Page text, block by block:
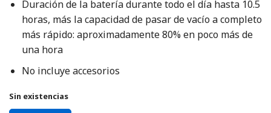
Duración de la batería durante todo el día hasta 10.5
horas, más la capacidad de pasar de vacío a completo
más rápido: aproximadamente 80% en poco más de
una hora
No incluye accesorios
Sin existencias